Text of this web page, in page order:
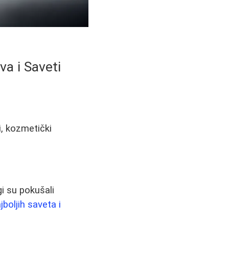
i Saveti
kozmetički
su pokušali
saveta i